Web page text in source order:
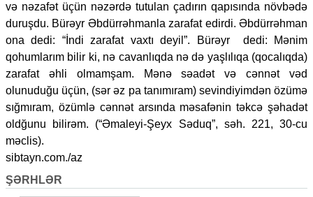
və nəzafət üçün nəzərdə tutulan çadırın qapısında növbədə
duruşdu. Bürəyr Əbdürrəhmanla zarafat edirdi. Əbdürrəhman
ona dedi: “İndi zarafat vaxtı deyil”. Bürəyr dedi: Mənim
qohumlarım bilir ki, nə cavanlıqda nə də yaşlılıqa (qocalıqda)
zarafat əhli olmamşam. Mənə səadət və cənnət vəd
olunuduğu üçün, (sər əz pa tanımıram) sevindiyimdən özümə
sığmıram, özümlə cənnət arsında məsafənin təkcə şəhadət
oldğunu bilirəm. (“Əmaleyi-Şeyx Səduq”, səh. 221, 30-cu
məclis).
sibtayn.com./az
ŞƏRHLƏR